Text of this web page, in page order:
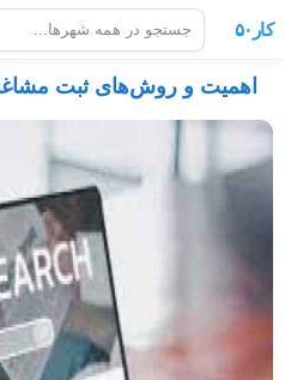
کار۵۰
اهمیت و روش‌های ثبت مشاغل